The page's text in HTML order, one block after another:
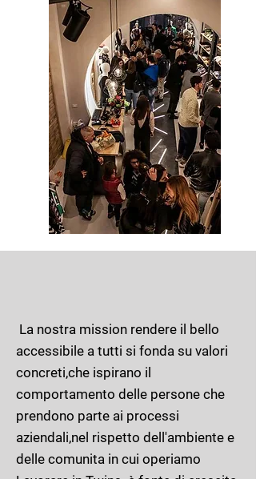
La nostra mission rendere il bello
accessibile a tutti si fonda su valori
concreti,che ispirano il
comportamento delle persone che
prendono parte ai processi
aziendali,nel rispetto dell'ambiente e
delle comunita in cui operiamo